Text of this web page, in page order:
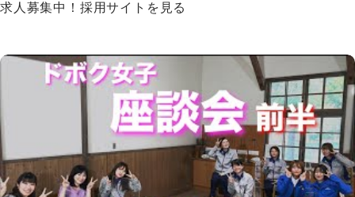
求人募集中！採用サイトを見る